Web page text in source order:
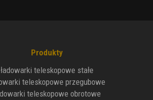
Produkty
ładowarki teleskopowe stałe
teleskopowe przegubowe
teleskopowe obrotowe